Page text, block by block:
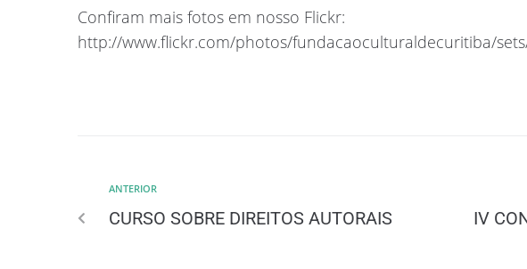
Confiram mais fotos em nosso Flickr:
http://www.flickr.com/photos/fundacaoculturaldecuritiba/
ANTERIOR
CURSO SOBRE DIREITOS AUTORAIS
IV